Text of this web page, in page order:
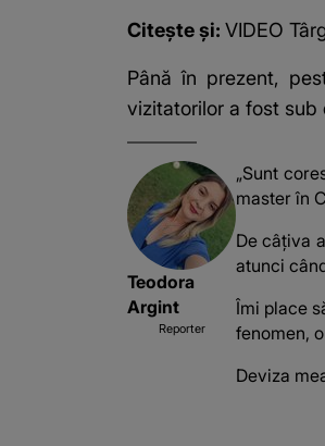
Citește și: VIDEO
Până în prezent,
vizitatorilor a fost sub
Teodora
Argint
Reporter
„Sunt
master în
De câțiva
atunci
Îmi place
fenomen,
Deviza